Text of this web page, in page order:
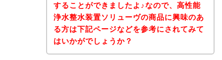
することができましたよ♪なので、高性能
浄水整水装置ソリューヴの商品に興味のあ
る方は下記ページなどを参考にされてみて
はいかがでしょうか？